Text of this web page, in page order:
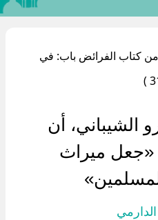
من كتاب الفرائض باب: في
الشيباني، أن
ميراث